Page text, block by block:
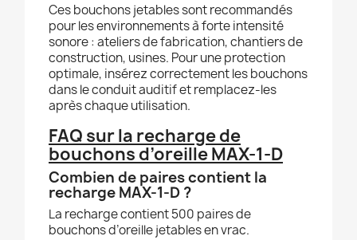
Ces bouchons jetables sont recommandés
pour les environnements à forte intensité
sonore : ateliers de fabrication, chantiers de
construction, usines. Pour une protection
optimale, insérez correctement les bouchons
dans le conduit auditif et remplacez-les
après chaque utilisation.
FAQ sur la recharge de
bouchons d’oreille MAX-1-D
Combien de paires contient la
recharge MAX-1-D ?
La recharge contient 500 paires de
bouchons d’oreille jetables en vrac.